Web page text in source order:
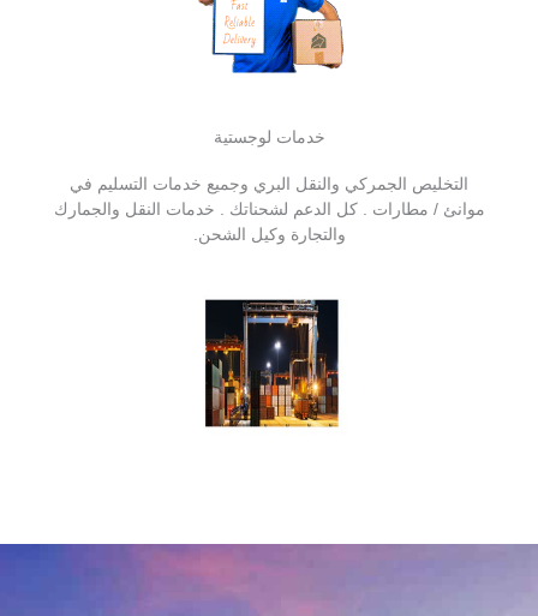
خدمات لوجستية
التخليص الجمركي والنقل البري وجميع خدمات التسليم في
موانئ / مطارات . كل الدعم لشحناتك . خدمات النقل والجمارك
والتجارة وكيل الشحن.